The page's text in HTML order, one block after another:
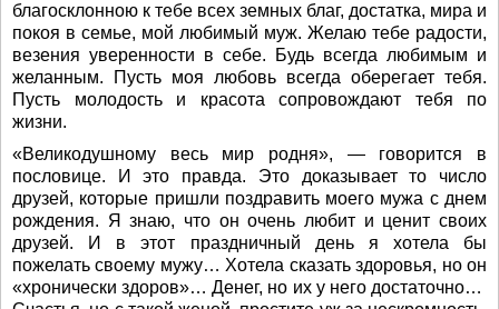
благосклонною к тебе всех земных благ, достатка, мира и
покоя в семье, мой любимый муж. Желаю тебе радости,
везения уверенности в себе. Будь всегда любимым и
желанным. Пусть моя любовь всегда оберегает тебя.
Пусть молодость и красота сопровождают тебя по
жизни.
«Великодушному весь мир родня», — говорится в
пословице. И это правда. Это доказывает то число
друзей, которые пришли поздравить моего мужа с днем
рождения. Я знаю, что он очень любит и ценит своих
друзей. И в этот праздничный день я хотела бы
пожелать своему мужу… Хотела сказать здоровья, но он
«хронически здоров»… Денег, но их у него достаточно…